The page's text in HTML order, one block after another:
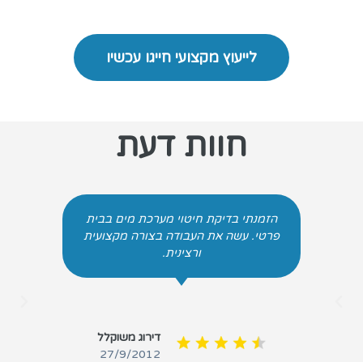
לייעוץ מקצועי חייגו עכשיו
חוות דעת
הזמנתי בדיקת חיטוי מערכת מים בבית
פרטי. עשה את העבודה בצורה מקצועית
ורצינית.
דירוג משוקלל
27/9/2012